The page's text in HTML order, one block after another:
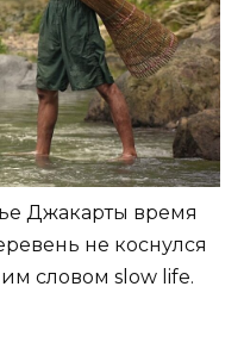
Джакарты время
не коснулся
словом slow life.